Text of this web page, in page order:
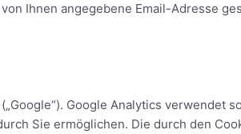
Ihnen angegebene Email-Adresse
Google Analytics verwendet
Sie ermöglichen. Die durch den